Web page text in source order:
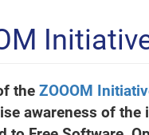
the ZOOOM
awareness of